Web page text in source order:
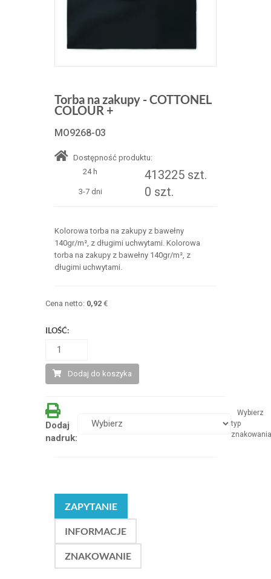
Torba na zakupy - COTTONEL
COLOUR +
MO9268-03
Dostępność produktu:
24 h
413225 szt.
3-7 dni 0 szt.
Kolorowa torba na zakupy z bawełny
140gr/m², z długimi uchwytami. Kolorowa
torba na zakupy z bawełny 140gr/m², z
długimi uchwytami.
Cena netto: 0,92€
ILOŚĆ:
Dodaj do koszyka
Dodaj
nadruk:
Wybierz
typ
znakowania
ZAPYTANIE
INFORMACJE
ZNAKOWANIE